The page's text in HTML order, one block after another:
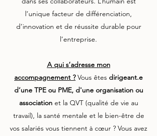
l’unique facteur de différenciation,
d’innovation et de réussite durable pour
l’entreprise.
A qui s’adresse mon
accompagnement ? Vous êtes dirigeant.e
d’une TPE ou PME, d'une organisation ou
associationet la QVT (qualité de vie au
travail), la santé mentale et le bien-être de
vos salariés vous tiennent à cœur ? Vous avez